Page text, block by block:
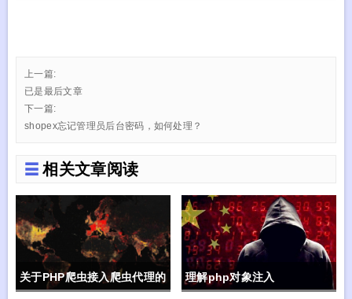
上一篇:
已是最后文章
下一篇:
shopex忘记管理员后台密码，如何处理？
相关文章阅读
关于PHP爬虫接入爬虫代理的 理解php对象注入